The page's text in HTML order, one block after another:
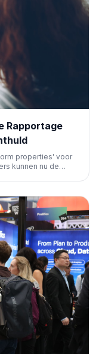
Rapportage
properties' voor
kunnen nu de